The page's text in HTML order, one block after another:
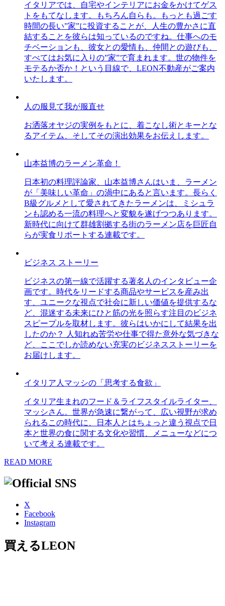
イタリアでは、自宅やインテリアにお金をかけてゲス
トをもてなします。もちろん自らも。もっとも過ごす
時間の長い”家”に投資することが、人生の豊かさに直
結することを彼らは知っているのですね。仕事へのモ
チベーションも、彼女との愛情も、仲間との遊びも、
すべてはお気に入りの”家”で育まれます。世の物件を
モテるか否か！という目線で、LEON不動産がご案内
いたします。
人の服見て我が服直せ
お洒落オヤジの実例をもとに、着こなし術とキーとな
るアイテム、そしてその演出効果をお伝えします。
山本益博のラーメン革命！
日本初の料理評論家、山本益博さんはいま、ラーメン
が「美味しい革命」の渦中にあると言います。長らく
B級グルメとして愛されてきたラーメンは、ミシュラ
ンも認める一流の料理へと変貌を遂げつつあります。
新時代に向けて群雄割拠する街のラーメン店を巨匠自
らが実食リポートする連載です。
ビジネス ストーリー
ビジネスの第一線で活躍する著名人のインタビュー企
画です。時代をリードする商品やサービスを産み出
す、ユニークな視点で社会に新しい価値を提供するな
ど、混迷する未来にひと筋の光を照らす注目のビジネ
スピープルを取材します。彼らはいかにして結果を出
したのか？ 人知れぬ苦労や仕事で得た意外な気づきな
ど、ここでしか読めない充実のビジネスストーリーを
お届けします。
イタリア人マッシの「思考する食欲」
イタリア生まれのフード＆ライフスタイルライター、
マッシさん。世界が急速に繋がって、広い視野が求め
られるこの時代に、日本人とはちょっと違う視点で日
本と世界の食に関する文化や習慣、メニューなどにつ
いて考える連載です。
READ MORE
X
Facebook
Instagram
買えるLEON